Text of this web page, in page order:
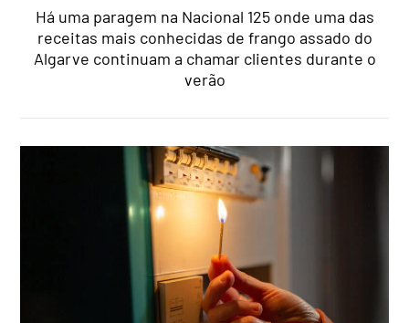
Há uma paragem na Nacional 125 onde uma das
receitas mais conhecidas de frango assado do
Algarve continuam a chamar clientes durante o
verão